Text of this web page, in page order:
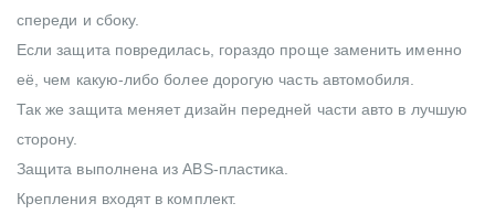
спереди и сбоку.
Если защита повредилась, гораздо проще заменить именно
её, чем какую-либо более дорогую часть автомобиля.
Так же защита меняет дизайн передней части авто в лучшую
сторону.
Защита выполнена из ABS-пластика.
Крепления входят в комплект.